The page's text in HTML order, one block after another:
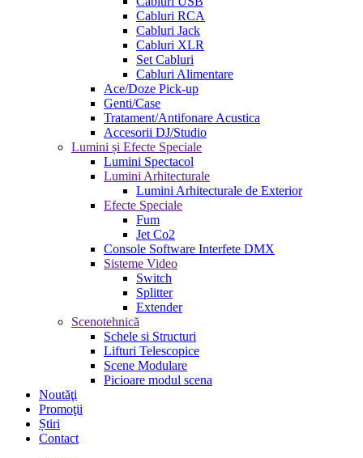
Cabluri RCA
Cabluri Jack
Cabluri XLR
Set Cabluri
Cabluri Alimentare
Ace/Doze Pick-up
Genti/Case
Tratament/Antifonare Acustica
Accesorii DJ/Studio
Lumini și Efecte Speciale
Lumini Spectacol
Lumini Arhitecturale
Lumini Arhitecturale de Exterior
Efecte Speciale
Fum
Jet Co2
Console Software Interfete DMX
Sisteme Video
Switch
Splitter
Extender
Scenotehnică
Schele si Structuri
Lifturi Telescopice
Scene Modulare
Picioare modul scena
Noutăţi
Promoţii
Știri
Contact